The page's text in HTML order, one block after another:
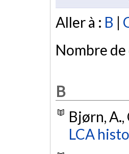
Aller à : B |
Nombre
B
Bjørn,
LCA